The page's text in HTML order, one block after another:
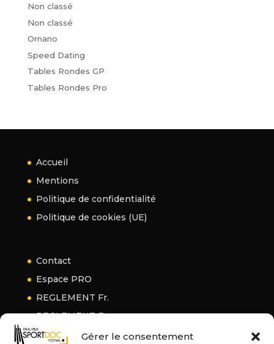
Gérer le consentement
Non classé
Non classé
Ornano
Speed Dating
Tables Rondes GP
Tables Rondes Pro
Accueil
Mentions
Politique de confidentialité
Politique de cookies (UE)
Contact
Espace PRO
REGLEMENT Fr.
REGLEMENT En.